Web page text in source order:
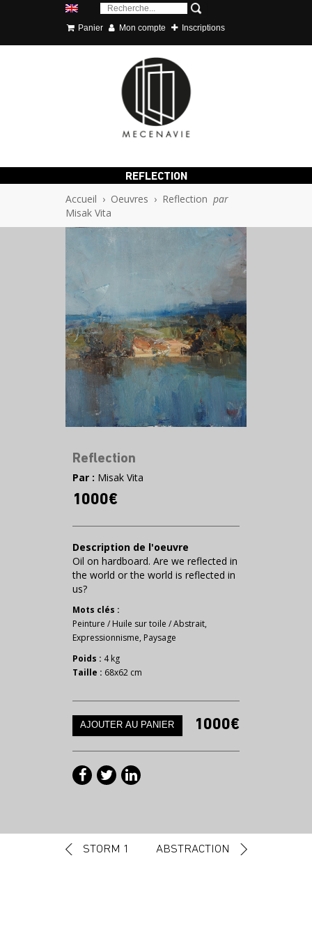
Panier Mon compte Inscriptions
REFLECTION
Accueil › Oeuvres › Reflection par
Misak Vita
Reflection
Par : Misak Vita
1000€
Description de l'oeuvre
Oil on hardboard. Are we reflected in
the world or the world is reflected in
us?
Mots clés :
Peinture / Huile sur toile /Abstrait,
Expressionnisme, Paysage
Poids : 4 kg
Taille : 68x62 cm
1000€
Navigation des articles
STORM 1 ABSTRACTION